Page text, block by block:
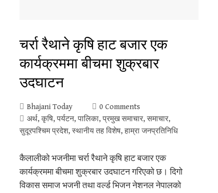
चर्रा रैथाने कृषि हाट बजार एक
कार्यक्रममा बीचमा शुक्रबार
उदघाटन
Bhajani Today
0 Comments
अर्थ, कृषि, पर्यटन, पालिका, प्रमुख समाचार, समाचार,
सुदूरपश्‍चिम प्रदेश, स्थानीय तह विशेष, हाम्रा जनप्रतिनिधि
कैलालीको भजनीमा चर्रा रैथाने कृषि हाट बजार एक
कार्यक्रममा बीचमा शुक्रबार उदघाटन गरिएको छ। दिगो
विकास समाज भजनी तथा वर्ल्ड भिजन नेशनल नेपालको